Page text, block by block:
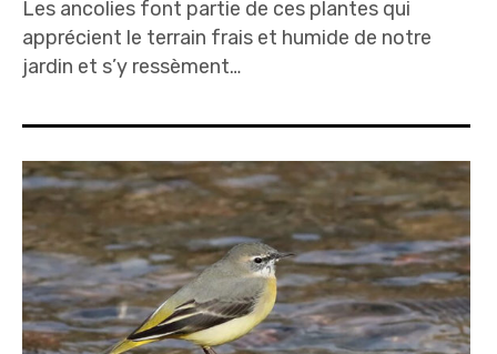
Les ancolies font partie de ces plantes qui
apprécient le terrain frais et humide de notre
jardin et s’y ressèment…